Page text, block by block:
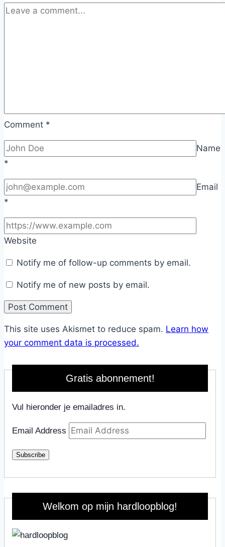
Comment *
Name
*
Email
*
Website
Notify me of follow-up comments by email.
Notify me of new posts by email.
This site uses Akismet to reduce spam. Learn how
your comment data is processed.
Gratis abonnement!
Vul hieronder je emailadres in.
Email Address
Subscribe
Welkom op mijn hardloopblog!